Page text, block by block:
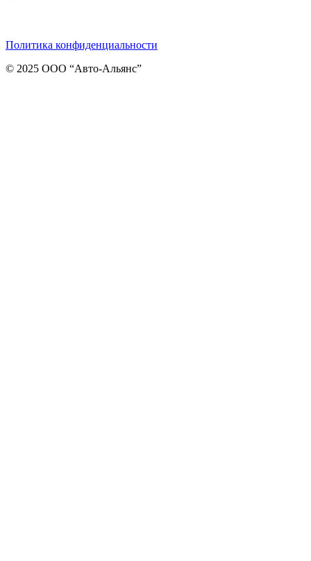
Политика конфиденциальности
© 2025 ООО “Авто-Альянс”